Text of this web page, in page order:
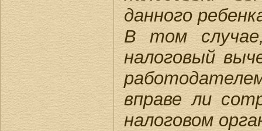
данного
В том
налоговый
вправе ли
налоговом